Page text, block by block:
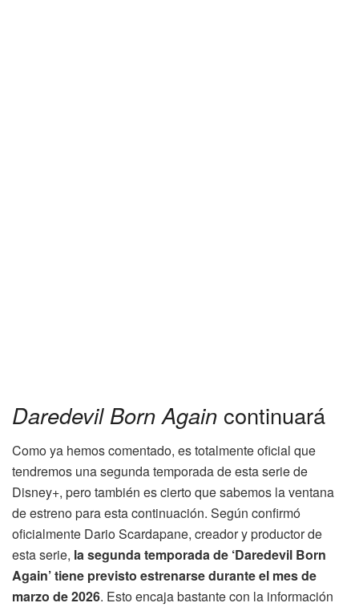
Daredevil Born Again continuará
Como ya hemos comentado, es totalmente oficial que
tendremos una segunda temporada de esta serie de
Disney+, pero también es cierto que sabemos la ventana
de estreno para esta continuación. Según confirmó
oficialmente Dario Scardapane, creador y productor de
esta serie, la segunda temporada de ‘Daredevil Born
Again’ tiene previsto estrenarse durante el mes de
marzo de 2026. Esto encaja bastante con la información